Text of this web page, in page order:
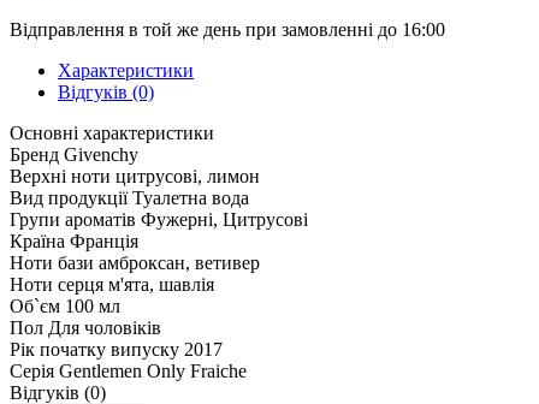
Відправлення в той же день при замовленні до 16:00
Характеристики
Відгуків (0)
Основні характеристики
Бренд Givenchy
Верхні ноти цитрусові, лимон
Вид продукції Туалетна вода
Групи ароматів Фужерні, Цитрусові
Країна Франція
Ноти бази амброксан, ветивер
Ноти серця м'ята, шавлія
Об`єм 100 мл
Пол Для чоловіків
Рік початку випуску 2017
Серія Gentlemen Only Fraiche
Відгуків (0)